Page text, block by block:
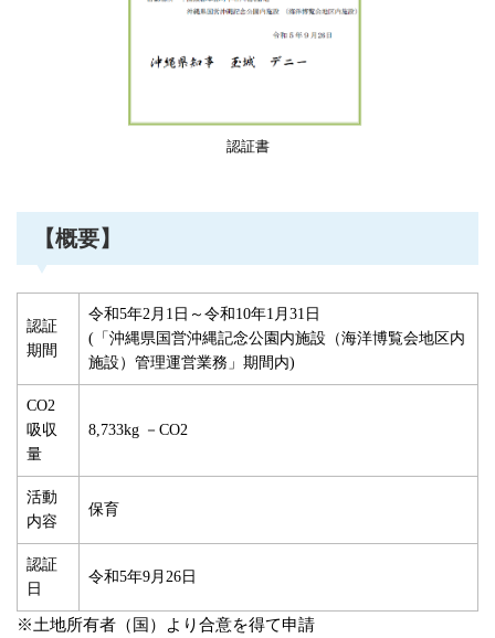
認証書
【概要】
認証
期間
令和5年2月1日～令和10年1月31日
(「沖縄県国営沖縄記念公園内施設（海洋博覧会地区内
施設）管理運営業務」期間内)
CO2
吸収
量
8,733kg －CO2
活動
内容
保育
認証
日
令和5年9月26日
※土地所有者（国）より合意を得て申請